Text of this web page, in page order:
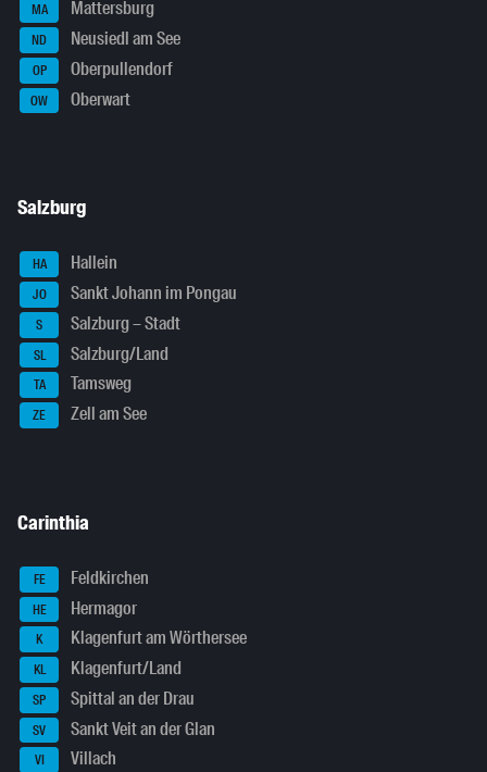
MA Mattersburg
ND Neusiedl am See
OP Oberpullendorf
OW Oberwart
Salzburg
HA Hallein
JO Sankt Johann im Pongau
S Salzburg – Stadt
SL Salzburg/Land
TA Tamsweg
ZE Zell am See
Carinthia
FE Feldkirchen
HE Hermagor
K Klagenfurt am Wörthersee
KL Klagenfurt/Land
SP Spittal an der Drau
SV Sankt Veit an der Glan
VI Villach